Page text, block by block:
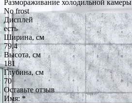
Размораживание холодильной камеры
No frost
Дисплей
есть
Ширина, см
79.4
Высота, см
181
Глубина, см
70
Оставьте отзыв
Имя:*